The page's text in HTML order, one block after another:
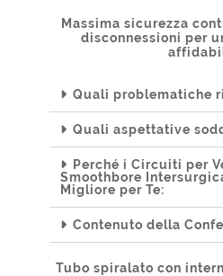
Massima sicurezza
disconnessioni per
Quali problematiche
Quali aspettative
Perché i Circuiti per
Smoothbore
Migliore per Te:
Contenuto della
Tubo spiralato con